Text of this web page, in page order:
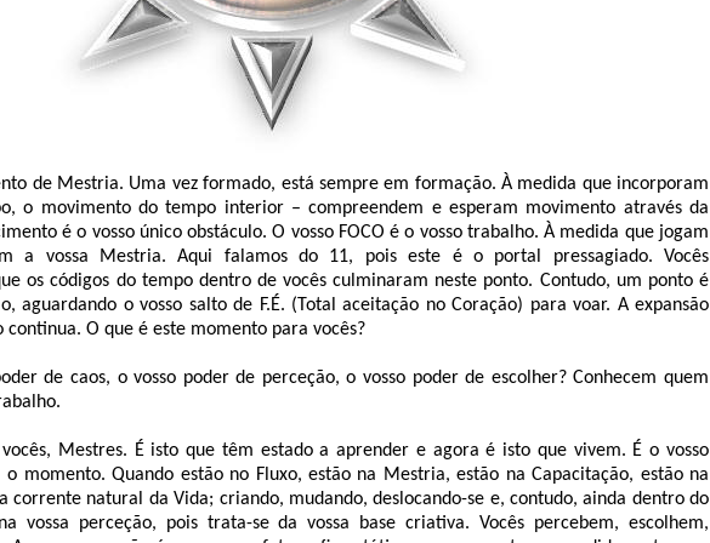
de Mestria. Uma vez formado, está sempre em formação. À medida que incorporam
o movimento do tempo interior – compreendem e esperam movimento através da
é o vosso único obstáculo. O vosso FOCO é o vosso trabalho. À medida que jogam
a vossa Mestria. Aqui falamos do 11, pois este é o portal pressagiado. Vocês
os códigos do tempo dentro de vocês culminaram neste ponto. Contudo, um ponto é
aguardando o vosso salto de F.É. (Total aceitação no Coração) para voar. A expansão
O que é este momento para vocês?
de caos, o vosso poder de perceção, o vosso poder de escolher? Conhecem quem
Mestres. É isto que têm estado a aprender e agora é isto que vivem. É o vosso
momento. Quando estão no Fluxo, estão na Mestria, estão na Capacitação, estão na
corrente natural da Vida; criando, mudando, deslocando-se e, contudo, ainda dentro do
vossa perceção, pois trata-se da vossa base criativa. Vocês percebem, escolhem,